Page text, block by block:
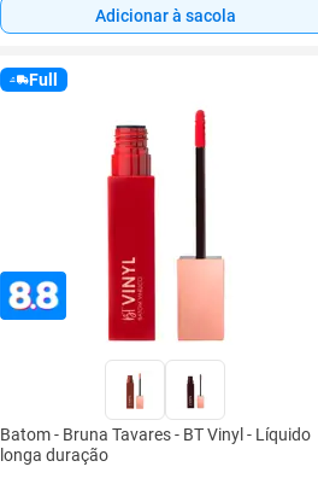
Adicionar à sacola
Full
Batom - Bruna Tavares - BT Vinyl - Líquido
longa duração